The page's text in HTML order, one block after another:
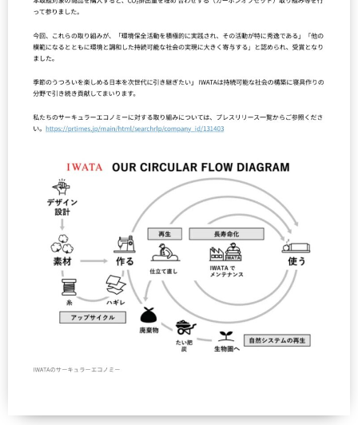
イワタ羽毛研究所
寝ごこち科学研究所
会社情報
English Website
IWATA 日本橋店
IWATA商品お取り扱い店
English shop Guide
ショップ運営の方へ
ホテル・宿泊業の方へ
お問合せ